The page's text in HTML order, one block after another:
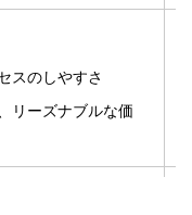
スのしやすさ
リーズナブルな価